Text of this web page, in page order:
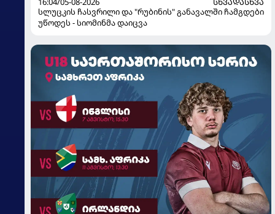
სლუცკის ჩასვრილი და "რუბინის" განავალში ჩამგდები
უწოდეს - სიომინმა დაიცვა